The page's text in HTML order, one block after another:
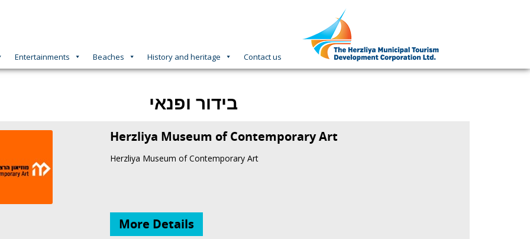
תמונה
כקישור
Entertainments Beaches History and heritage Contact us
בידור ופנאי
Herzliya Museum of Contemporary Art
Herzliya Museum of Contemporary Art
More Details